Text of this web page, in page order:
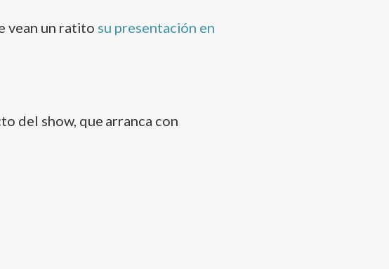
vean un ratito su presentación en
del show, que arranca con